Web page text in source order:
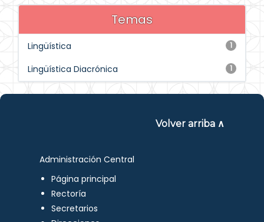
Temas
1
Lingüística
1
Lingüística Diacrónica
Volver arriba ∧
Administración Central
Página principal
Rectoría
Secretarios